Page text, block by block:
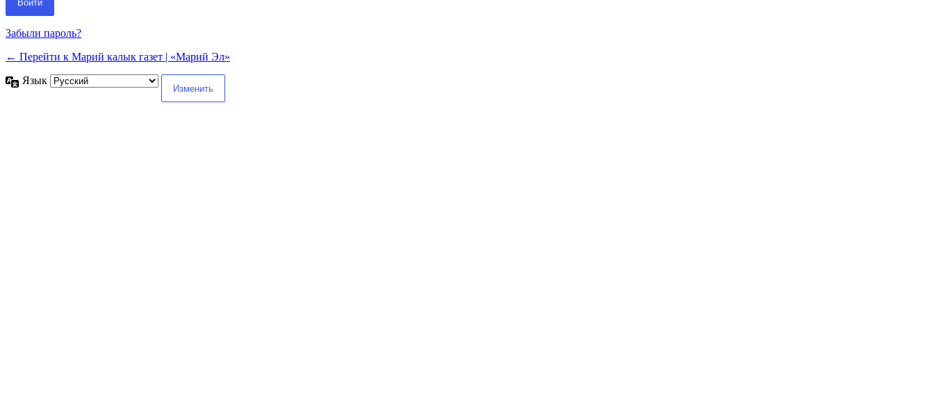
Забыли пароль?
← Перейти к Марий калык газет | «Марий Эл»
Язык